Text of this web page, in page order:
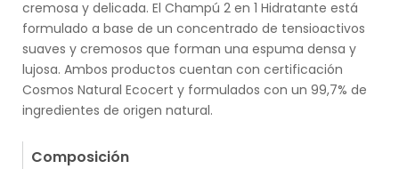
cremosa y delicada. El Champú 2 en 1 Hidratante está
formulado a base de un concentrado de tensioactivos
suaves y cremosos que forman una espuma densa y
lujosa. Ambos productos cuentan con certificación
Cosmos Natural Ecocert y formulados con un 99,7% de
ingredientes de origen natural.
Composición